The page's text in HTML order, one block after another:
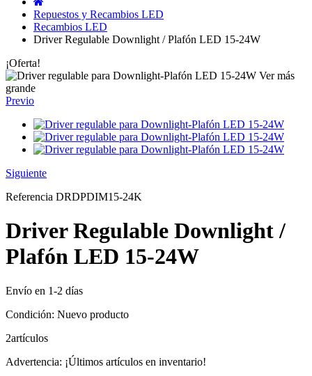
Repuestos y Recambios LED
Recambios LED
Driver Regulable Downlight / Plafón LED 15-24W
¡Oferta!
Ver más
grande
Previo
Siguiente
Referencia DRDPDIM15-24K
Driver Regulable Downlight /
Plafón LED 15-24W
Envío en 1-2 días
Condición: Nuevo producto
2artículos
Advertencia: ¡Últimos artículos en inventario!